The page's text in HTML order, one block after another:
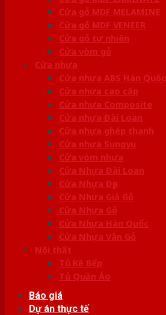
Cửa gỗ MDF MELAMINE
Cửa gỗ MDF VENEER
Cửa gỗ tự nhiên
Cửa vòm gỗ
Cửa nhựa
Cửa nhựa ABS Hàn Quốc
Cửa nhựa cao cấp
Cửa nhựa Composite
Cửa nhựa Đài Loan
Cửa nhựa ghép thanh
Cửa nhựa Sungyu
Cửa vòm nhựa
Cửa Nhựa Đài Loan
Cửa Nhựa Đẹp
Cửa Nhựa Giả Gỗ
Cửa Nhựa Gỗ
Cửa Nhựa Hàn Quốc
Cửa Nhựa Vân Gỗ
Nội thất
Tủ Kệ Bếp
Tủ Quần Áo
Báo giá
Dự án thực tế